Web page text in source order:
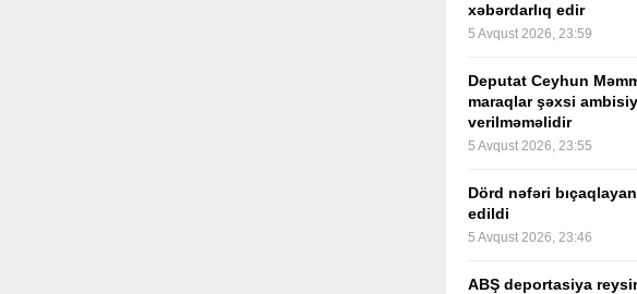
xəbərdarlıq edir
5 Avqust 2026, 23:59
Deputat Ceyhun
maraqlar şəxsi
verilməməlidir
5 Avqust 2026, 23:55
Dörd nəfəri
edildi
5 Avqust 2026, 23:46
ABŞ deportasiya